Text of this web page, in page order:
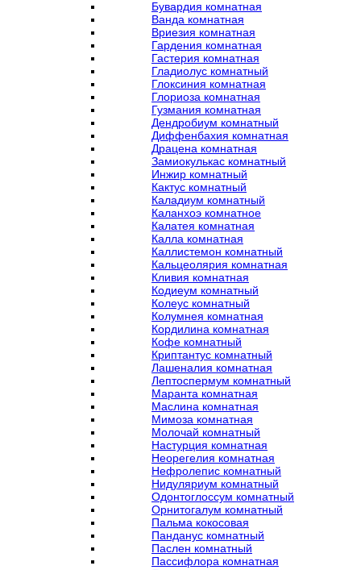
Бувардия комнатная
Ванда комнатная
Вриезия комнатная
Гардения комнатная
Гастерия комнатная
Гладиолус комнатный
Глоксиния комнатная
Глориоза комнатная
Гузмания комнатная
Дендробиум комнатный
Диффенбахия комнатная
Драцена комнатная
Замиокулькас комнатный
Инжир комнатный
Кактус комнатный
Каладиум комнатный
Каланхоэ комнатное
Калатея комнатная
Калла комнатная
Каллистемон комнатный
Кальцеолярия комнатная
Кливия комнатная
Кодиеум комнатный
Колеус комнатный
Колумнея комнатная
Кордилина комнатная
Кофе комнатный
Криптантус комнатный
Лашеналия комнатная
Лептоспермум комнатный
Маранта комнатная
Маслина комнатная
Мимоза комнатная
Молочай комнатный
Настурция комнатная
Неорегелия комнатная
Нефролепис комнатный
Нидуляриум комнатный
Одонтоглоссум комнатный
Орнитогалум комнатный
Пальма кокосовая
Панданус комнатный
Паслен комнатный
Пассифлора комнатная